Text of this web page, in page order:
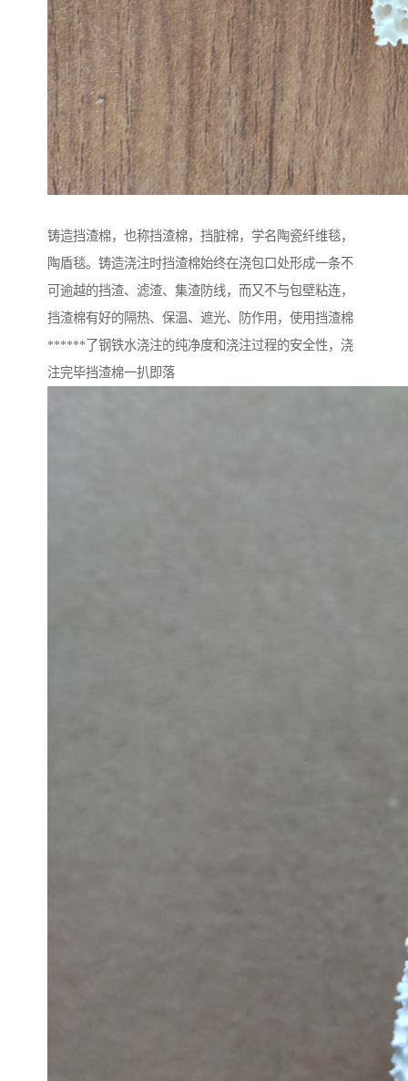
铸造挡渣棉，也称挡渣棉，挡脏棉，学名陶瓷纤维毯，
陶盾毯。铸造浇注时挡渣棉始终在浇包口处形成一条不
可逾越的挡渣、滤渣、集渣防线，而又不与包壁粘连，
挡渣棉有好的隔热、保温、遮光、防作用，使用挡渣棉
******了钢铁水浇注的纯净度和浇注过程的安全性，浇
注完毕挡渣棉一扒即落